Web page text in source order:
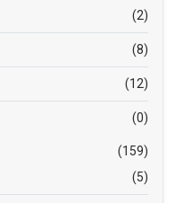
(2)
(8)
(12)
(0)
(159)
(5)